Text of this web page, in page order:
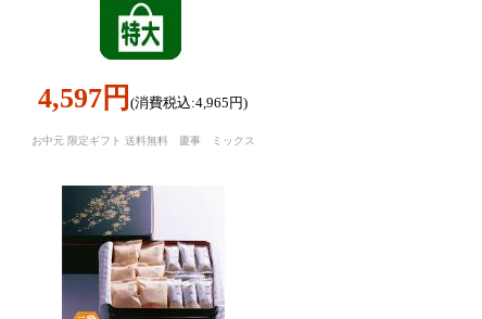
4,597円 (消費税込:4,965円)
お中元 限定ギフト 送料無料 慶事 ミックス